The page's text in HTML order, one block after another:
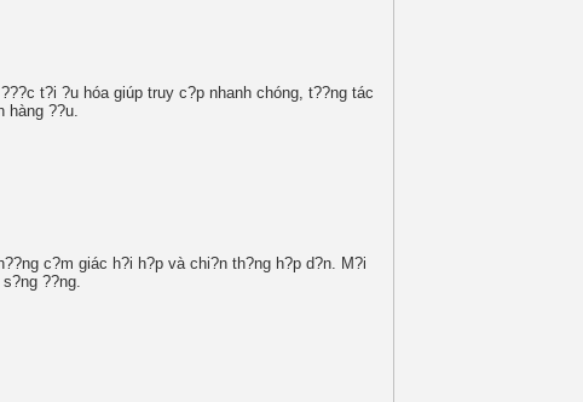
t?i ?u hóa giúp truy c?p nhanh chóng, t??ng tác
hàng ??u.
c?m giác h?i h?p và chi?n th?ng h?p d?n. M?i
??ng.